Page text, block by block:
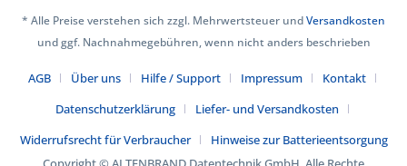
* Alle Preise verstehen sich zzgl. Mehrwertsteuer undVersandkosten
und ggf. Nachnahmegebühren, wenn nicht anders beschrieben
AGB Über uns Hilfe / Support Impressum
Kontakt
Datenschutzerklärung
Liefer- und Versandkosten
Widerrufsrecht für Verbraucher
Hinweise zur Batterieentsorgung